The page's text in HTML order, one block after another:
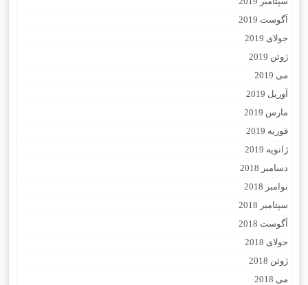
آگوست 2019
جولای 2019
ژوئن 2019
می 2019
آوریل 2019
مارس 2019
فوریه 2019
ژانویه 2019
دسامبر 2018
نوامبر 2018
سپتامبر 2018
آگوست 2018
جولای 2018
ژوئن 2018
می 2018